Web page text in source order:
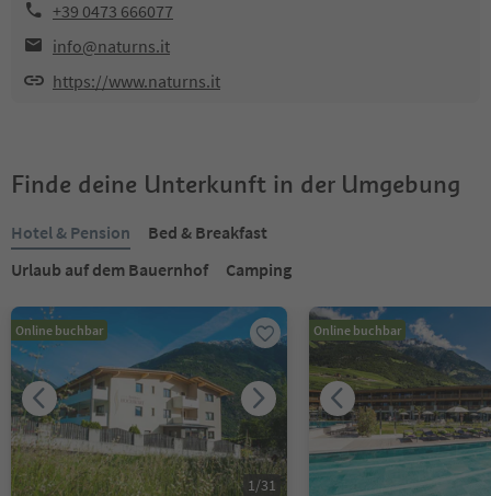
+39 0473 666077
info@naturns.it
https://www.naturns.it
Finde deine Unterkunft in der Umgebung
Hotel & Pension
Bed & Breakfast
Urlaub auf dem Bauernhof
Camping
Online buchbar
1/31
Online buchbar